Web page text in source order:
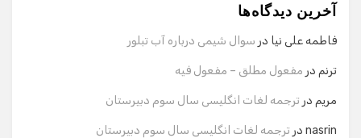
آخرین دیدگاه‌ها
فاطمه علی نیا در سوال شیمی درباره آب تبلور
ترنم در مفعول مطلق – مفعول فیه
مریم در ترجمه لغات انگلیسی سال سوم دبیرستان
nasrin در ترجمه لغات انگلیسی سال سوم دبیرستان
سلام! برای شروع گفت‌وگو لطفاً شماره تماس یا ایمیل خود را
وارد کنید.